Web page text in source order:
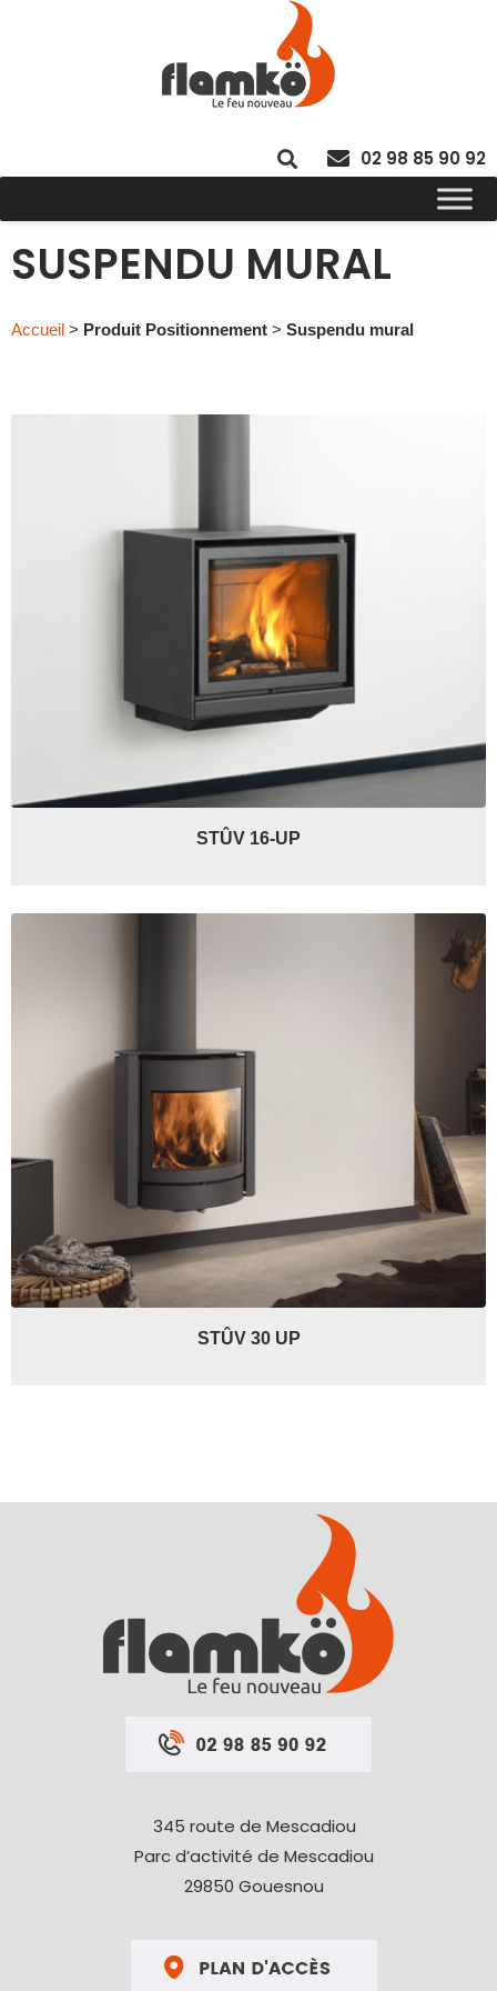
02 98 85 90 92
SUSPENDU MURAL
Accueil > Produit Positionnement > Suspendu mural
STÛV 16-UP
STÛV 30 UP
345 route de Mescadiou
Parc d’activité de Mescadiou
29850 Gouesnou